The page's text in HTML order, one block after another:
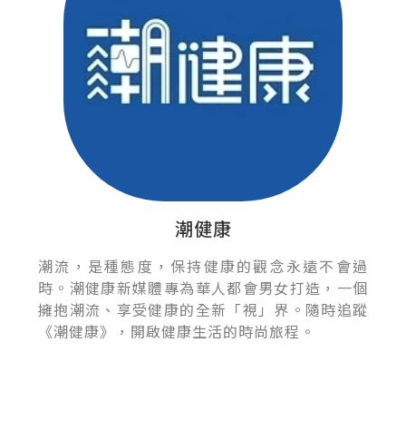
潮健康
潮流，是種態度，保持健康的觀念永遠不會過
時。潮健康新媒體專為華人都會男女打造，一個
擁抱潮流、享受健康的全新「視」界。隨時追蹤
《潮健康》，開啟健康生活的時尚旅程。